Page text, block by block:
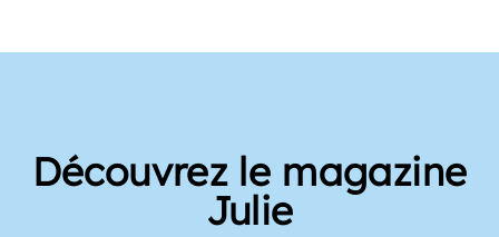
Découvrez le magazine
Julie